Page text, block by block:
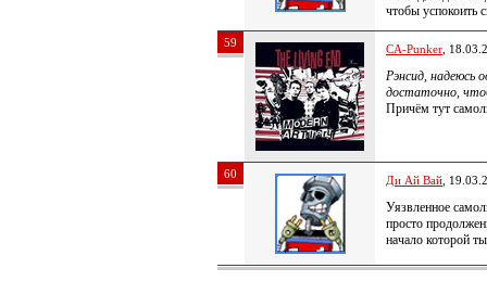
чтобы успокоить
59 CA-Punker ,
Рэнсид, надеюсь
достаточно,
Причём тут
60 Ди Ай Вай ,
Уязвленное
просто
начало которой